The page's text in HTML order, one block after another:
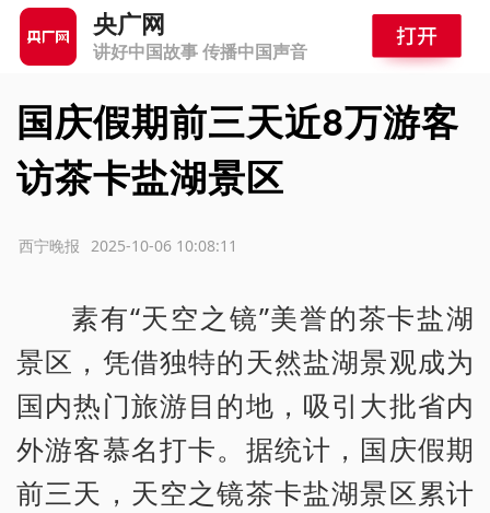
央广网
讲好中国故事 传播中国声音
国庆假期前三天近8万游客
访茶卡盐湖景区
2025-10-06 10:08:11
西宁晚报
素有“天空之镜”美誉的茶卡盐湖
景区，凭借独特的天然盐湖景观成为
国内热门旅游目的地，吸引大批省内
外游客慕名打卡。据统计，国庆假期
前三天，天空之镜茶卡盐湖景区累计